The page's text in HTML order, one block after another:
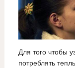
Для того чтобы
потреблять